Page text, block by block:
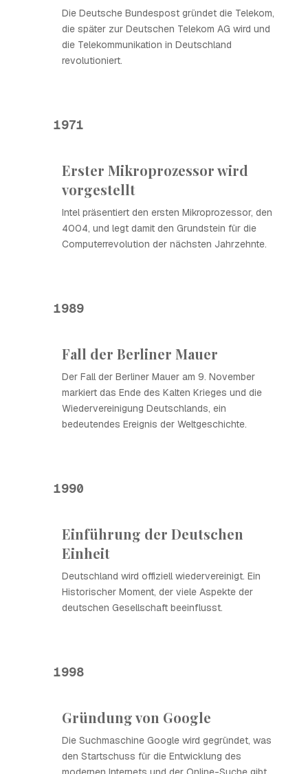
Die Deutsche Bundespost gründet die Telekom,
die später zur Deutschen Telekom AG wird und
die Telekommunikation in Deutschland
revolutioniert.
1971
Erster Mikroprozessor wird
vorgestellt
Intel präsentiert den ersten Mikroprozessor, den
4004, und legt damit den Grundstein für die
Computerrevolution der nächsten Jahrzehnte.
1989
Fall der Berliner Mauer
Der Fall der Berliner Mauer am 9. November
markiert das Ende des Kalten Krieges und die
Wiedervereinigung Deutschlands, ein
bedeutendes Ereignis der Weltgeschichte.
1990
Einführung der Deutschen
Einheit
Deutschland wird offiziell wiedervereinigt. Ein
Historischer Moment, der viele Aspekte der
deutschen Gesellschaft beeinflusst.
1998
Gründung von Google
Die Suchmaschine Google wird gegründet, was
den Startschuss für die Entwicklung des